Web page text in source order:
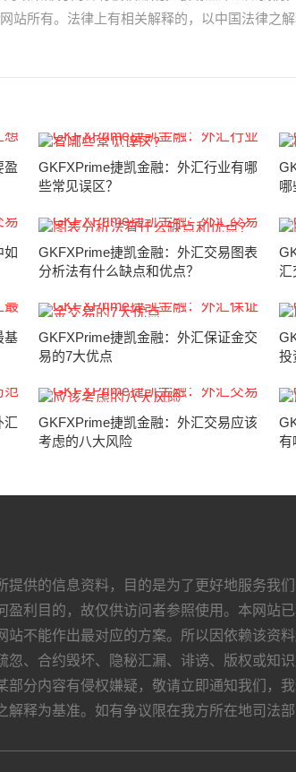
站所有。法律上有相关解释的，以中国法律之
盈
GKFXPrime捷凯金融：外汇行业有哪
些常见误区？
哪
如
GKFXPrime捷凯金融：外汇交易图表
分析法有什么缺点和优点？
汇
基
GKFXPrime捷凯金融：外汇保证金交
易的7大优点
投
汇
GKFXPrime捷凯金融：外汇交易应该
考虑的八大风险
有
提供的信息资料，目的是为了更好地服务我
盈利目的，故仅供访问者参照使用。本网站
站不能作出最对应的方案。所以因依赖该资
忽、合约毁坏、隐秘汇漏、诽谤、版权或知
部分内容有侵权嫌疑，敬请立即通知我们
解释为基准。如有争议限在我方所在地司法部